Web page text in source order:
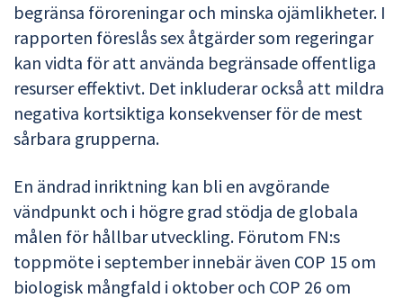
begränsa föroreningar och minska ojämlikheter. I
rapporten föreslås sex åtgärder som regeringar
kan vidta för att använda begränsade offentliga
resurser effektivt. Det inkluderar också att mildra
negativa kortsiktiga konsekvenser för de mest
sårbara grupperna.
En ändrad inriktning kan bli en avgörande
vändpunkt och i högre grad stödja de globala
målen för hållbar utveckling. Förutom FN:s
toppmöte i september innebär även COP 15 om
biologisk mångfald i oktober och COP 26 om